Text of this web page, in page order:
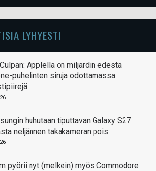
LYHYESTI
Applella on miljardin edestä
puhelinten siruja odottamassa
huhutaan tiputtavan Galaxy S27
neljännen takakameran pois
pyörii nyt (melkein) myös Commodore